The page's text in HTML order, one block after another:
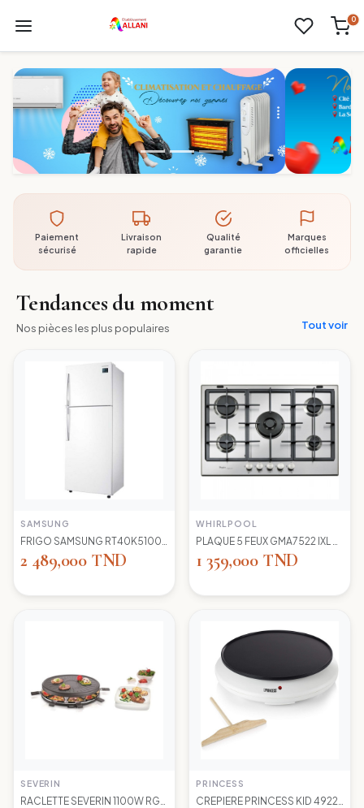
0
Paiement
sécurisé
Livraison
rapide
Qualité
garantie
Marques
officielles
Tendances du moment
Nos pièces les plus populaires Tout voir
SAMSUNG
2 489,000 TND
WHIRLPOOL
1 359,000 TND
SEVERIN PRINCESS